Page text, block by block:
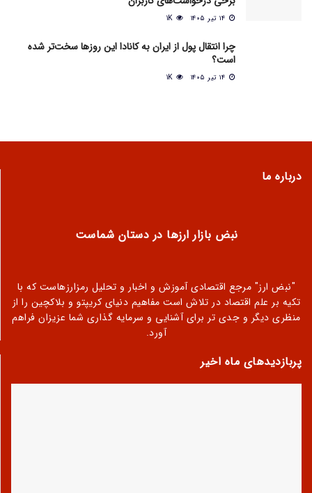
1K
چرا انتقال پول از ایران به کانادا این روزها سخت‌تر شده
است؟
1K
درباره ما
نبض بازار ارزها در دستان شماست
"نبض ارز" مرجع اقتصادی آموزش و اخبار و تحلیل رمزارزهاست که با
تکیه بر علم اقتصاد در تلاش است مفاهیم دنیای کریپتو و بلاکچین را از
منظری دیگر و جدی تر برای آشنایی و سرمایه گذاری شما عزیزان فراهم
آورد.
پربازدیدهای ماه اخیر